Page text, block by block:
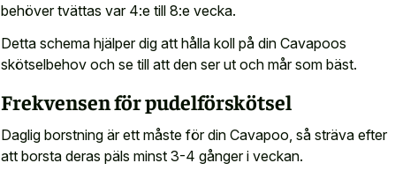
behöver tvättas var 4:e till 8:e vecka.
Detta schema hjälper dig att hålla koll på din Cavapoos
skötselbehov och se till att den ser ut och mår som bäst.
Frekvensen för pudelförskötsel
Daglig borstning är ett måste för din Cavapoo, så sträva efter
att borsta deras päls minst 3-4 gånger i veckan.